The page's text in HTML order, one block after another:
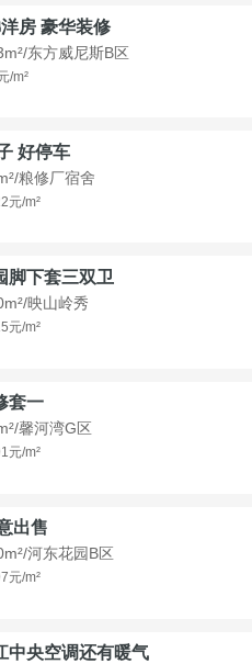
房 豪华装修
东方威尼斯B区
/m²
好停车
粮修厂宿舍
元/m²
脚下套三双卫
映山岭秀
元/m²
套一
馨河湾G区
元/m²
出售
河东花园B区
元/m²
中央空调还有暖气